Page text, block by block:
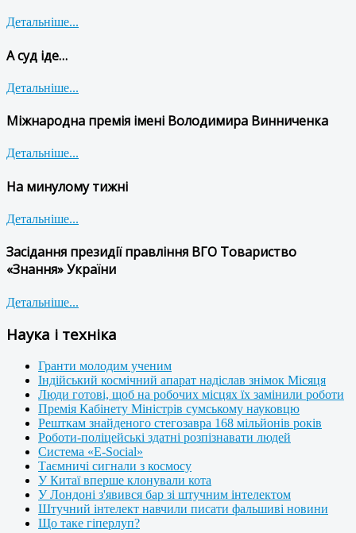
Детальніше...
А суд іде…
Детальніше...
Міжнародна премія імені Володимира Винниченка
Детальніше...
На минулому тижні
Детальніше...
Засідання президії правління ВГО Товариство
«Знання» України
Детальніше...
Наука і техніка
Гранти молодим ученим
Індійський космічний апарат надіслав знімок Місяця
Люди готові, щоб на робочих місцях їх замінили роботи
Премія Кабінету Міністрів сумському науковцю
Решткам знайденого стегозавра 168 мільйонів років
Роботи-поліцейські здатні розпізнавати людей
Система «E-Social»
Таємничі сигнали з космосу
У Китаї вперше клонували кота
У Лондоні з'явився бар зі штучним інтелектом
Штучний інтелект навчили писати фальшиві новини
Що таке гіперлуп?